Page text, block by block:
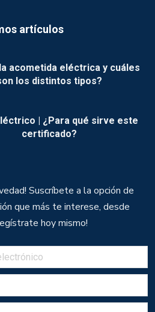
artículos
acometida eléctrica y cuáles
los distintos tipos?
| ¿Para qué sirve este
certificado?
Suscríbete a la opción de
que más te interese, desde
hoy mismo!